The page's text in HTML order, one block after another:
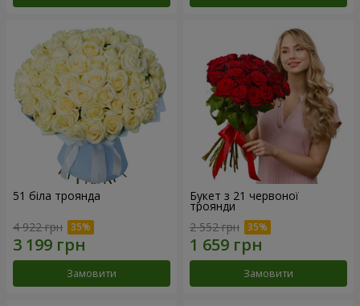
51 біла троянда
4 922 грн
Замовити
Букет з 21 червоної
троянди
2 552 грн
Замовити